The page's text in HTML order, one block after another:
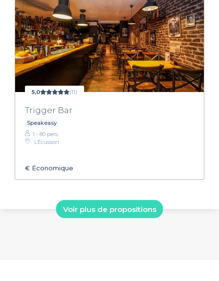
5,0 (11)
Trigger Bar
Speakeasy
1 - 80 pers.
L’Écusson
€ Économique
Voir plus de propositions